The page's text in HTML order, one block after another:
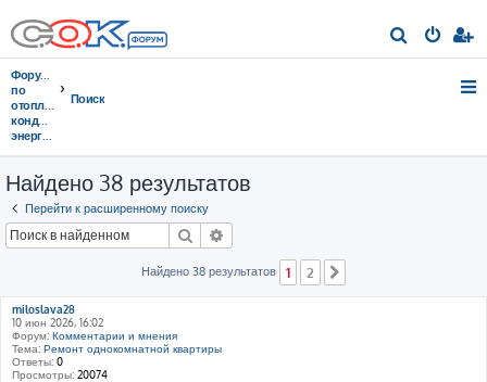
о
Форумы
по
отоплению,
кондиционированию,
энергосбережению
Поиск
Найдено 38 результатов
Перейти к расширенному поиску
Поиск
Найдено 38 результатов 1 2
miloslava28
10 июн 2026, 16:02
Форум: Комментарии и мнения
Тема: Ремонт однокомнатной квартиры
Ответы: 0
Просмотры: 20074